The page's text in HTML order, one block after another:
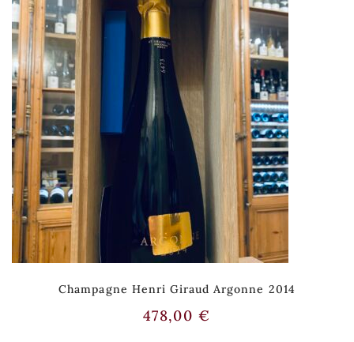
Champagne Henri Giraud Argonne 2014
478,00 €